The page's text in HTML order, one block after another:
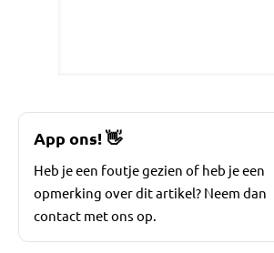
App ons!👋
Heb je een foutje gezien of heb je een
opmerking over dit artikel? Neem dan
contact met ons op.